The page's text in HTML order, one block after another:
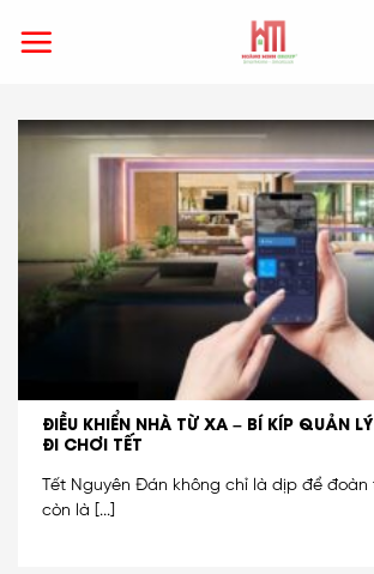
ĐIỀU KHIỂN NHÀ TỪ XA – BÍ KÍP QUẢN
ĐI CHƠI TẾT
Tết Nguyên Đán không chỉ là dịp để
còn là [...]